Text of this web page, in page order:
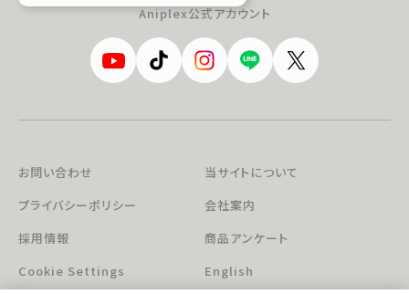
Aniplex公式アカウント
お問い合わせ
当サイトについて
プライバシーポリシー
会社案内
採用情報
商品アンケート
Cookie Settings
English